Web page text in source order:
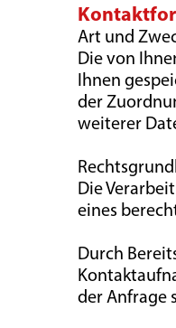
Art und
Die von
Ihnen
der
weiterer
Die
eines
Durch
der Anfrage